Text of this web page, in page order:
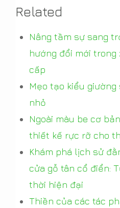
Related
Nâng tầm sự sang
hướng đổi mới
cấp
Mẹo tạo kiểu giường
nhỏ
Ngoài màu be cơ
thiết kế rực rỡ cho
Khám phá lịch sử
cửa gỗ tân cổ điển:
thời hiện đại
Thiền của các tác